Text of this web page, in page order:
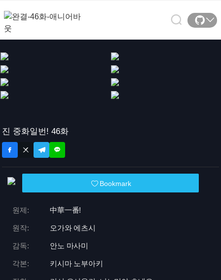
진 중화일번! 46화
Bookmark
원제: 中華一番!
원작: 오가와 에츠시
감독: 안노 마사미
각본: 키시마 노부아키